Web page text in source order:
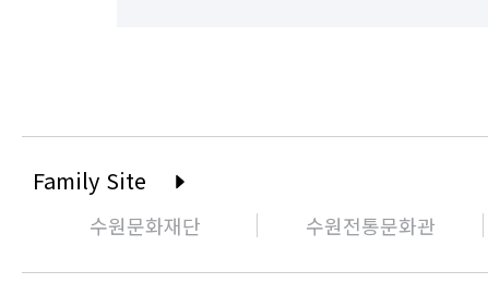
Family Site
수원문화재단 수원전통문화관